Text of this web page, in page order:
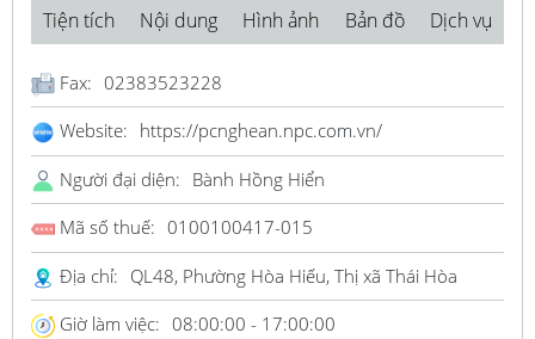
Tiện tích Nội dung Hình ảnh Bản đồ Dịch vụ
Fax: 02383523228
Website: https://pcnghean.npc.com.vn/
Người đại diện: Bành Hồng Hiển
Mã số thuế: 0100100417-015
Địa chỉ: QL48, Phường Hòa Hiếu, Thị xã Thái Hòa
Giờ làm việc: 08:00:00 - 17:00:00